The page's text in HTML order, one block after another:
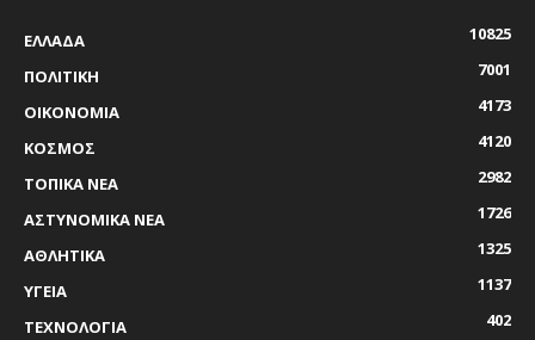
ΕΛΛΑΔΑ
10825
ΠΟΛΙΤΙΚΗ
7001
ΟΙΚΟΝΟΜΙΑ
4173
ΚΟΣΜΟΣ
4120
ΤΟΠΙΚΑ ΝΕΑ
2982
ΑΣΤΥΝΟΜΙΚΑ ΝΕΑ
1726
ΑΘΛΗΤΙΚΑ
1325
ΥΓΕΙΑ
1137
ΤΕΧΝΟΛΟΓΙΑ
402